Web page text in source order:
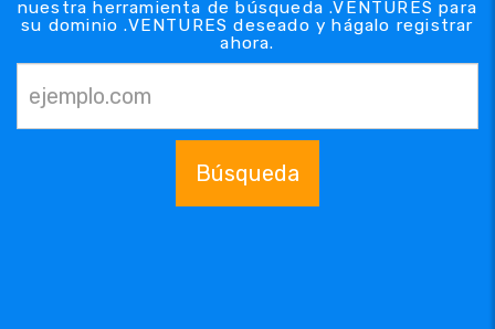
nuestra herramienta de búsqueda .VENTURES para
su dominio .VENTURES deseado y hágalo registrar
ahora.
Búsqueda